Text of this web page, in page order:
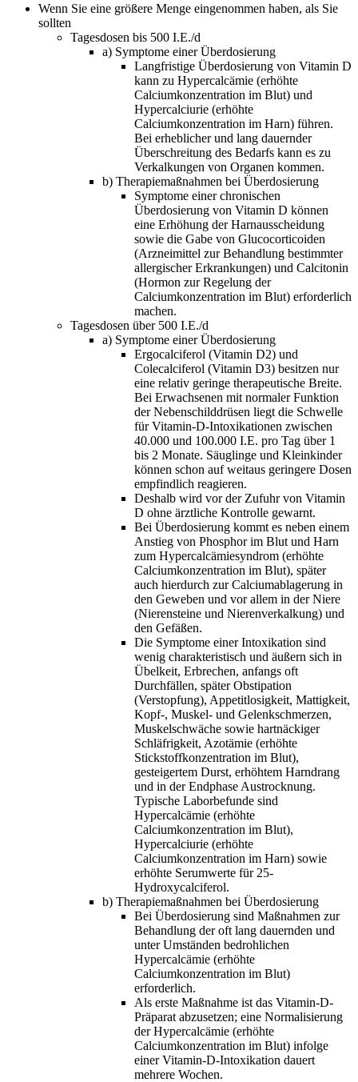
Wenn Sie eine größere Menge eingenommen haben, als Sie
sollten
Tagesdosen bis 500 I.E./d
a) Symptome einer Überdosierung
Langfristige Überdosierung von Vitamin D
kann zu Hypercalcämie (erhöhte
Calciumkonzentration im Blut) und
Hypercalciurie (erhöhte
Calciumkonzentration im Harn) führen.
Bei erheblicher und lang dauernder
Überschreitung des Bedarfs kann es zu
Verkalkungen von Organen kommen.
b) Therapiemaßnahmen bei Überdosierung
Symptome einer chronischen
Überdosierung von Vitamin D können
eine Erhöhung der Harnausscheidung
sowie die Gabe von Glucocorticoiden
(Arzneimittel zur Behandlung bestimmter
allergischer Erkrankungen) und Calcitonin
(Hormon zur Regelung der
Calciumkonzentration im Blut) erforderlich
machen.
Tagesdosen über 500 I.E./d
a) Symptome einer Überdosierung
Ergocalciferol (Vitamin D2) und
Colecalciferol (Vitamin D3) besitzen nur
eine relativ geringe therapeutische Breite.
Bei Erwachsenen mit normaler Funktion
der Nebenschilddrüsen liegt die Schwelle
für Vitamin-D-Intoxikationen zwischen
40.000 und 100.000 I.E. pro Tag über 1
bis 2 Monate. Säuglinge und Kleinkinder
können schon auf weitaus geringere Dosen
empfindlich reagieren.
Deshalb wird vor der Zufuhr von Vitamin
D ohne ärztliche Kontrolle gewarnt.
Bei Überdosierung kommt es neben einem
Anstieg von Phosphor im Blut und Harn
zum Hypercalcämiesyndrom (erhöhte
Calciumkonzentration im Blut), später
auch hierdurch zur Calciumablagerung in
den Geweben und vor allem in der Niere
(Nierensteine und Nierenverkalkung) und
den Gefäßen.
Die Symptome einer Intoxikation sind
wenig charakteristisch und äußern sich in
Übelkeit, Erbrechen, anfangs oft
Durchfällen, später Obstipation
(Verstopfung), Appetitlosigkeit, Mattigkeit,
Kopf-, Muskel- und Gelenkschmerzen,
Muskelschwäche sowie hartnäckiger
Schläfrigkeit, Azotämie (erhöhte
Stickstoffkonzentration im Blut),
gesteigertem Durst, erhöhtem Harndrang
und in der Endphase Austrocknung.
Typische Laborbefunde sind
Hypercalcämie (erhöhte
Calciumkonzentration im Blut),
Hypercalciurie (erhöhte
Calciumkonzentration im Harn) sowie
erhöhte Serumwerte für 25-
Hydroxycalciferol.
b) Therapiemaßnahmen bei Überdosierung
Bei Überdosierung sind Maßnahmen zur
Behandlung der oft lang dauernden und
unter Umständen bedrohlichen
Hypercalcämie (erhöhte
Calciumkonzentration im Blut)
erforderlich.
Als erste Maßnahme ist das Vitamin-D-
Präparat abzusetzen; eine Normalisierung
der Hypercalcämie (erhöhte
Calciumkonzentration im Blut) infolge
einer Vitamin-D-Intoxikation dauert
mehrere Wochen.